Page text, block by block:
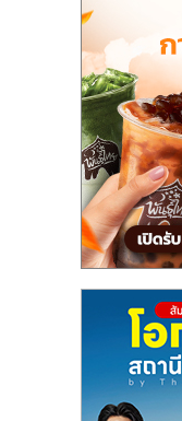
ไชส์
ขาย
หน้า
บ้าน
ลงทุน
น้อย